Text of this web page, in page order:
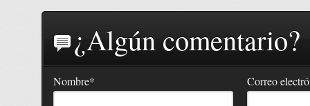
¿Algún comentario?
Nombre* Correo